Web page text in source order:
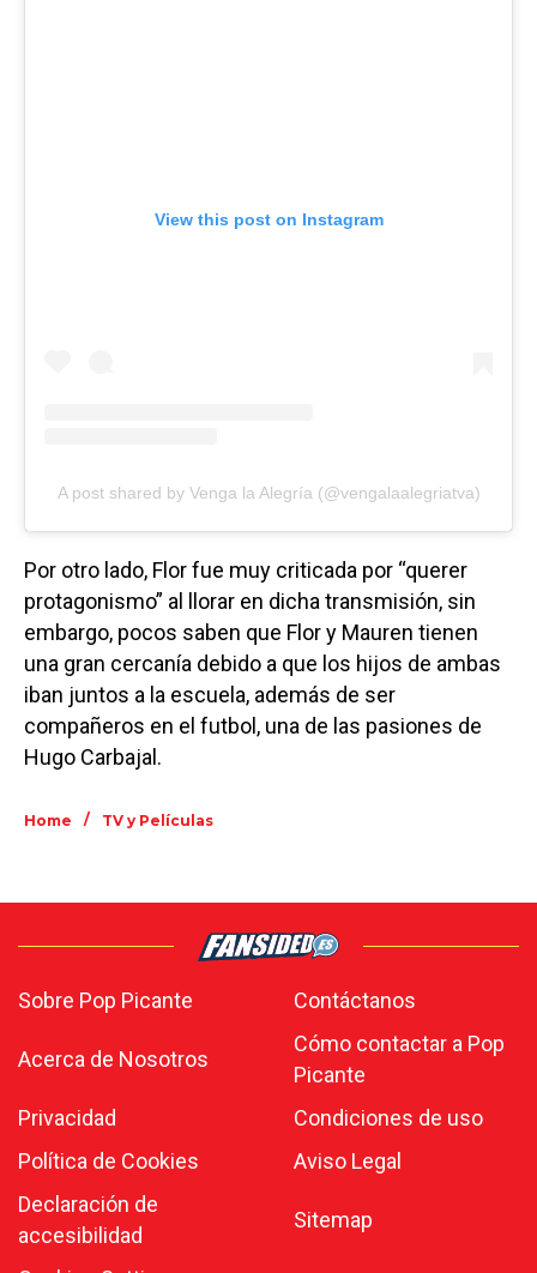
View this post on Instagram
A post shared by Venga la Alegría (@vengalaalegriatva)
Por otro lado, Flor fue muy criticada por “querer
protagonismo” al llorar en dicha transmisión, sin
embargo, pocos saben que Flor y Mauren tienen
una gran cercanía debido a que los hijos de ambas
iban juntos a la escuela, además de ser
compañeros en el futbol, una de las pasiones de
Hugo Carbajal.
Home / TV y Películas
Sobre Pop Picante Contáctanos
Acerca de Nosotros
Cómo contactar a Pop
Picante
Privacidad
Condiciones de uso
Política de Cookies
Aviso Legal
Declaración de
accesibilidad
Sitemap